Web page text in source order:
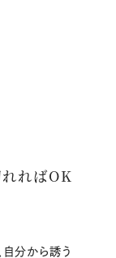
れればOK
自分から誘う